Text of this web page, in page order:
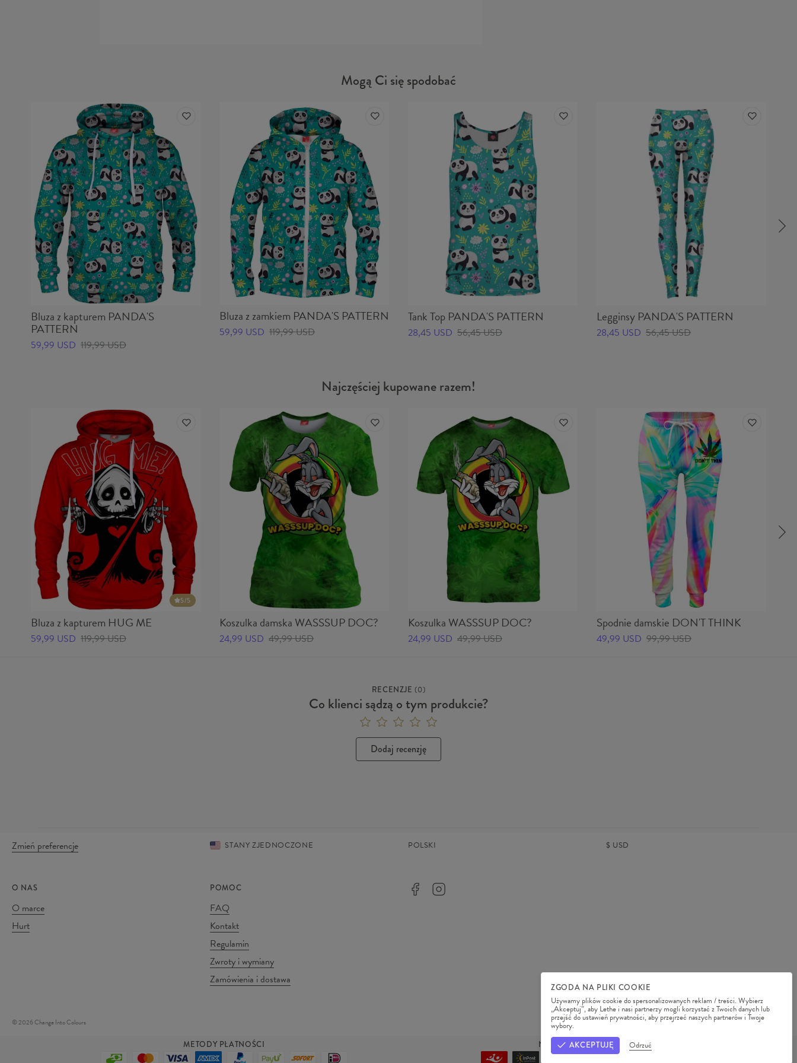
Mogą Ci się spodobać
Bluza z kapturem PANDA'S
PATTERN
59,99 USD 119,99 USD
Bluza z zamkiem PANDA'S PATTERN
59,99 USD 119,99 USD
Tank Top PANDA'S PATTERN
28,45 USD 56,45 USD
Legginsy PANDA'S PATTERN
28,45 USD 56,45 USD
Najczęściej kupowane razem!
5/5
Bluza z kapturem HUG ME
59,99 USD 119,99 USD
Koszulka damska WASSSUP DOC?
24,99 USD 49,99 USD
Koszulka WASSSUP DOC?
24,99 USD 49,99 USD
Spodnie damskie DON'T THINK
49,99 USD 99,99 USD
RECENZJE (0)
Co klienci sądzą o tym produkcie?
Dodaj recenzję
Zmień preferencje STANY ZJEDNOCZONE POLSKI $ USD
O NAS
O marce
Hurt
POMOC
FAQ
Kontakt
Regulamin
Zwroty i wymiany
Zamówienia i dostawa
REGULAMIN SKLEPU POLITYKA PRYWATNOŚCI
©2026Change Into Colours
ZGODA NA PLIKI COOKIE
Używamy plików cookie do spersonalizowanych reklam / treści. Wybierz
„Akceptuj”, aby Lethe i nasi partnerzy mogli korzystać z Twoich danych lub
przejść do ustawień prywatności, aby przejrzeć naszych partnerów i Twoje
wybory.
AKCEPTUJĘ Odrzuć
METODY PŁATNOŚCI NASI PARTNERZY